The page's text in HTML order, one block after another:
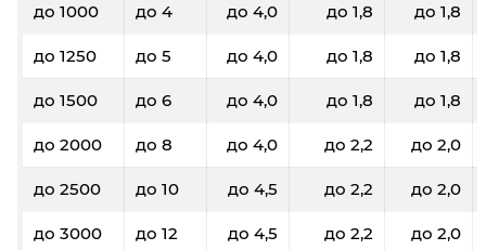
до 1000 до 4 до 4,0 до 1,8 до 1,8
до 1250 до 5 до 4,0 до 1,8 до 1,8
до 1500 до 6 до 4,0 до 1,8 до 1,8
до 2000 до 8 до 4,0 до 2,2 до 2,0
до 2500 до 10 до 4,5 до 2,2 до 2,0
до 3000 до 12 до 4,5 до 2,2 до 2,0